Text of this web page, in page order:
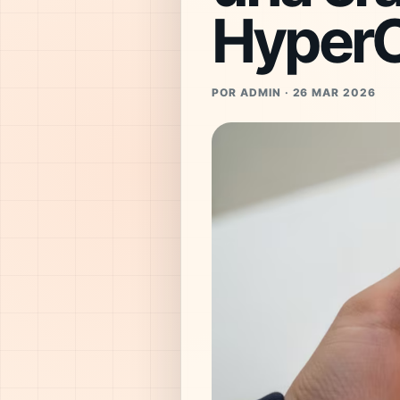
POR ADMIN · 26 MAR 2026